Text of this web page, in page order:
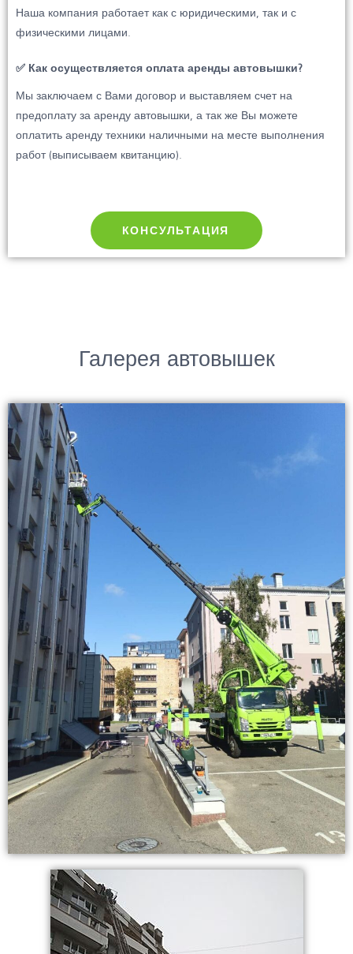
Наша компания работает как с юридическими, так и с
физическими лицами.
✅ Как осуществляется оплата аренды автовышки?
Мы заключаем с Вами договор и выставляем счет на
предоплату за аренду автовышки, а так же Вы можете
оплатить аренду техники наличными на месте выполнения
работ (выписываем квитанцию).
КОНСУЛЬТАЦИЯ
Галерея автовышек